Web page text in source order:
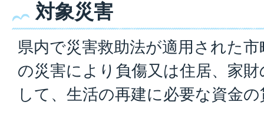
対象災害
県内で災害救助法が適用された
の災害により負傷又は住居、家
して、生活の再建に必要な資金